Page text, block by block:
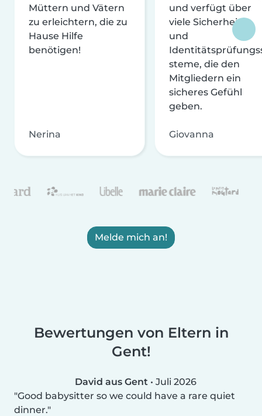
Müttern und Vätern
zu erleichtern, die zu
Hause Hilfe
benötigen!
Nerina
und verfügt über
viele Sicherheits-
und
steme, die den
Mitgliedern ein
sicheres Gefühl
geben.
Giovanna
Melde mich an!
Bewertungen von Eltern in
Gent!
David aus Gent • Juli 2026
Good babysitter so we could have a rare quiet
dinner.